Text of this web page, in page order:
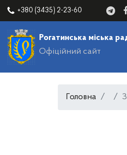
+380 (3435) 2-23-60
Рогатинська міська
Офіційний сайт
Головна